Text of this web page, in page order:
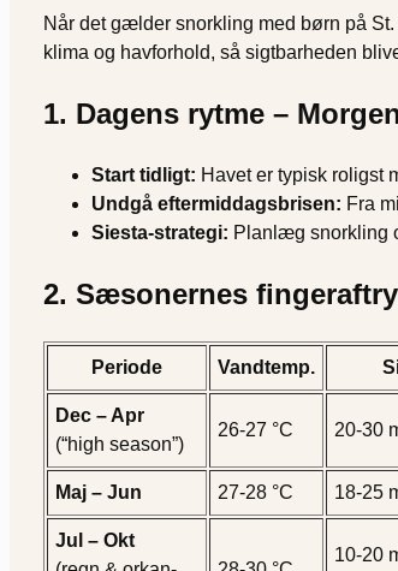
Når det gælder snorkling med børn på
klima og havforhold, så sigtbarheden
1. Dagens rytme –
Start tidligt: Havet er typisk roligst
Undgå eftermiddagsbrisen: Fra
Siesta-strategi: Planlæg snorkling
2. Sæsonernes
Periode Vandtemp.
Dec – Apr
(“high season”)
26-27 °C 20-30
Maj – Jun 27-28 °C 18-25
Jul – Okt
10-20